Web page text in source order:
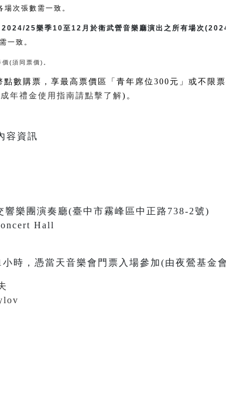
次張數需一致。
2024/25樂季10至12月於衛武營音樂廳演出之所有場次
一致。
價(須同票價)。
點數購票，享最高票價區「青年席位300元」或不限
年禮金使用指南請點擊了解)。
樂團演奏廳(臺中市霧峰區中正路738-2號)
Hall
時，憑當天音樂會門票入場參加(由夜鶯基金